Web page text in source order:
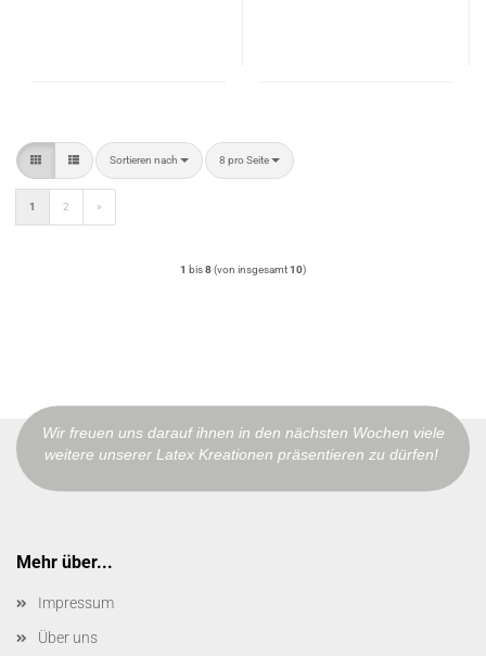
Sortieren nach
Sortieren nach 8 pro Seite
pro Seite
1 2 »
1 bis8(von insgesamt10)
Wir freuen uns darauf ihnen in den nächsten Wochen viele
weitere unserer Latex Kreationen präsentieren zu dürfen!
Mehr über...
Impressum
Über uns